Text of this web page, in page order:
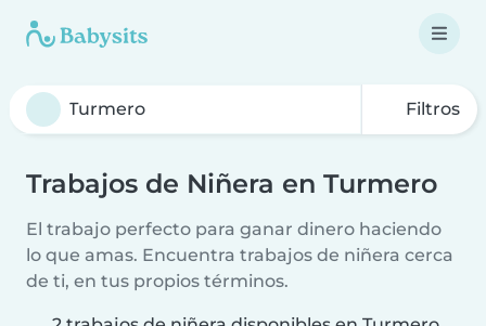
Filtros
Trabajos de Niñera en Turmero
El trabajo perfecto para ganar dinero haciendo
lo que amas. Encuentra trabajos de niñera cerca
de ti, en tus propios términos.